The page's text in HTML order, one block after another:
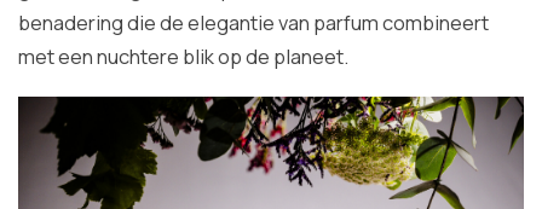
benadering die de elegantie van parfum combineert
met een nuchtere blik op de planeet.